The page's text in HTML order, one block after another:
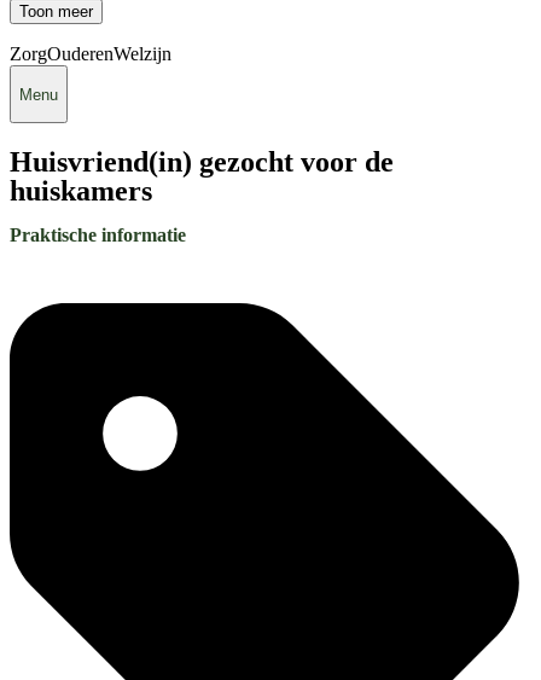
Toon meer
ZorgOuderenWelzijn
Menu
Huisvriend(in) gezocht voor de
huiskamers
Praktische informatie